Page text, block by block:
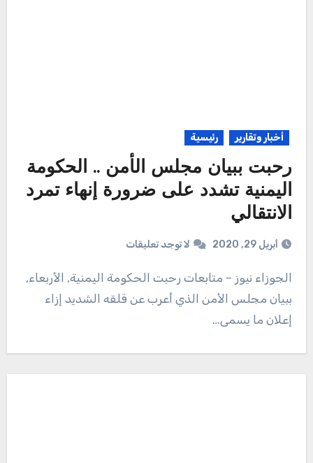
أخبار وتقارير رئيسية
رحبت ببيان مجلس الأمن .. الحكومة
اليمنية تشدد على ضرورة إنهاء تمرد
الانتقالي
أبريل 29, 2020 لا توجد تعليقات
الجوزاء نيوز – متابعات رحبت الحكومة اليمنية, الأربعاء,
ببيان مجلس الأمن الذي أعرب عن قلقه الشديد إزاء
إعلان ما يسمى…